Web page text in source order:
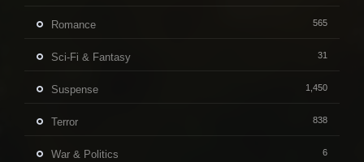
Romance 565
Sci-Fi & Fantasy 31
Suspense 1,450
Terror 838
War & Politics 6